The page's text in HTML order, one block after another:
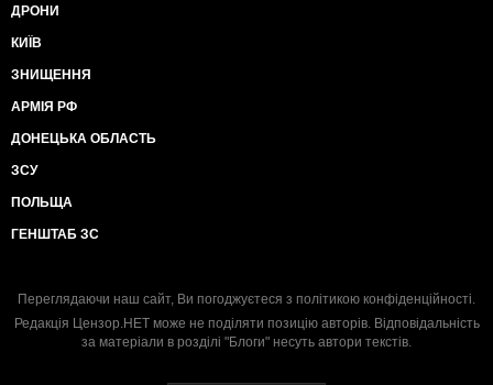
ДРОНИ
КИЇВ
ЗНИЩЕННЯ
АРМІЯ РФ
ДОНЕЦЬКА ОБЛАСТЬ
ЗСУ
ПОЛЬЩА
ГЕНШТАБ ЗС
Переглядаючи наш сайт, Ви погоджуєтеся з політикою конфіденційності.
Редакція Цензор.НЕТ може не поділяти позицію авторів. Відповідальність
за матеріали в розділі "Блоги" несуть автори текстів.